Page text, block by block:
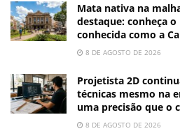
Mata nativa na
destaque: conheça
conhecida como a
8 DE AGOSTO DE 2026
Projetista 2D
técnicas mesmo na
uma precisão que o
8 DE AGOSTO DE 2026